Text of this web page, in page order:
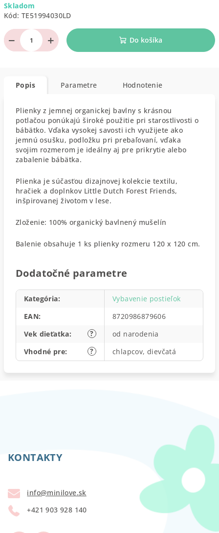
cena:
Skladom
Kód: TE51994030LD
+
− Do košíka
Popis Parametre Hodnotenie
Plienky z jemnej organickej bavlny s krásnou
potlačou ponúkajú široké použitie pri starostlivosti o
bábätko. Vďaka vysokej savosti ich využijete ako
jemnú osušku, podložku pri prebaľovaní, vďaka
svojim rozmerom je ideálny aj pre prikrytie alebo
zabalenie bábätka.
Plienka je súčasťou dizajnovej kolekcie textilu,
hračiek a doplnkov Little Dutch Forest Friends,
inšpirovanej životom v lese.
Zloženie: 100% organický bavlnený mušelín
Balenie obsahuje 1 ks plienky rozmeru 120 x 120 cm.
Dodatočné parametre
Kategória:
Vybavenie postieľok
EAN:
8720986879606
?
Vek dieťatka:
od narodenia
?
Vhodné pre: chlapcov, dievčatá
KONTAKTY
info@minilove.sk
+421 903 928 140